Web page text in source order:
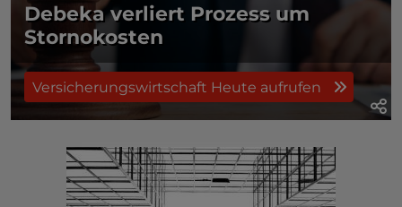
Debeka verliert Prozess um
Stornokosten
Versicherungswirtschaft Heute aufrufen